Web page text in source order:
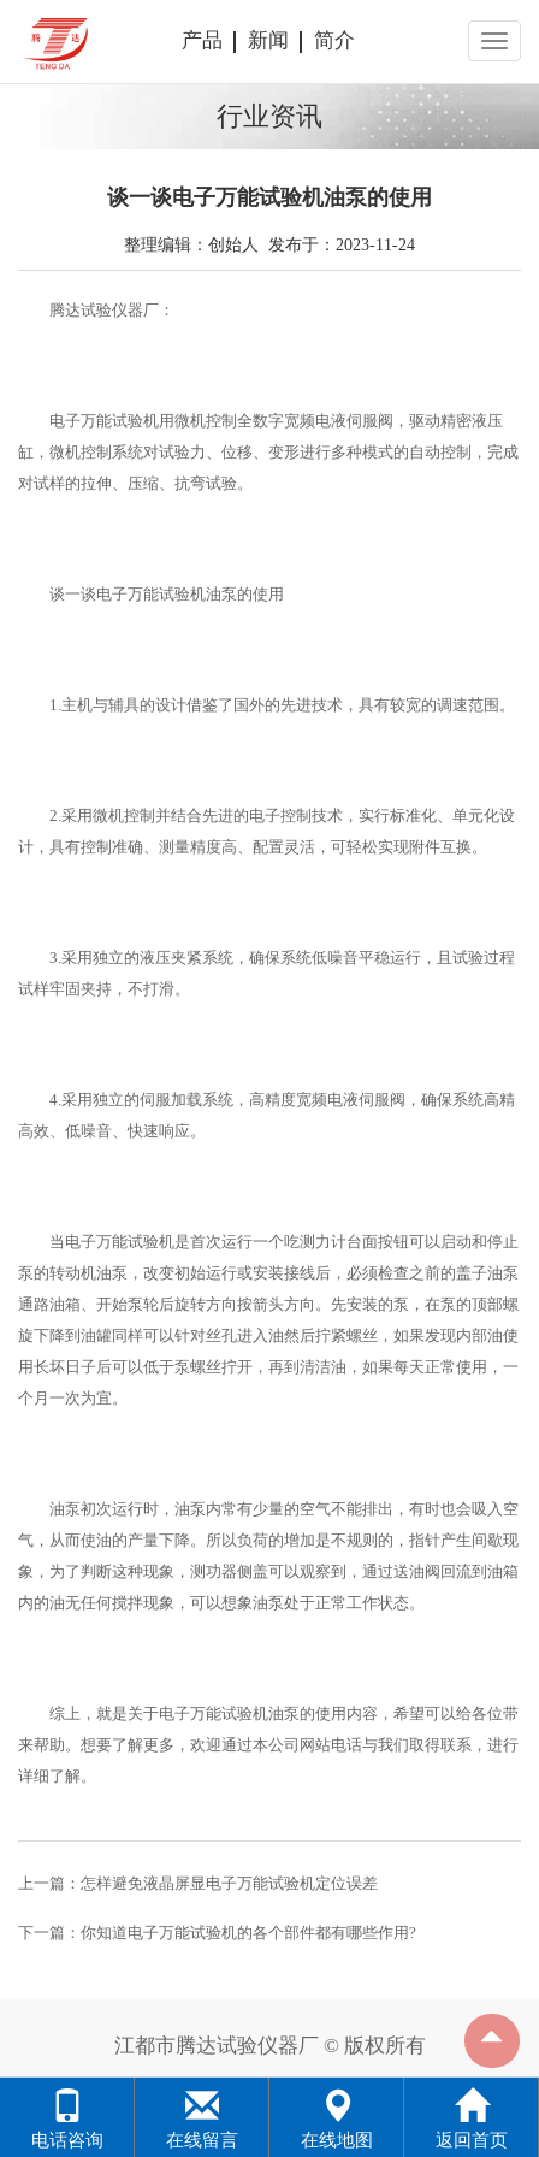
产品 新闻 简介
行业资讯
谈一谈电子万能试验机油泵的使用
整理编辑：创始人 发布于：2023-11-24
腾达试验仪器厂：
电子万能试验机用微机控制全数字宽频电液伺服阀，驱动精密液压
缸，微机控制系统对试验力、位移、变形进行多种模式的自动控制，完成
对试样的拉伸、压缩、抗弯试验。
谈一谈电子万能试验机油泵的使用
1.主机与辅具的设计借鉴了国外的先进技术，具有较宽的调速范围。
2.采用微机控制并结合先进的电子控制技术，实行标准化、单元化设
计，具有控制准确、测量精度高、配置灵活，可轻松实现附件互换。
3.采用独立的液压夹紧系统，确保系统低噪音平稳运行，且试验过程
试样牢固夹持，不打滑。
4.采用独立的伺服加载系统，高精度宽频电液伺服阀，确保系统高精
高效、低噪音、快速响应。
当电子万能试验机是首次运行一个吃测力计台面按钮可以启动和停止
泵的转动机油泵，改变初始运行或安装接线后，必须检查之前的盖子油泵
通路油箱、开始泵轮后旋转方向按箭头方向。先安装的泵，在泵的顶部螺
旋下降到油罐同样可以针对丝孔进入油然后拧紧螺丝，如果发现内部油使
用长坏日子后可以低于泵螺丝拧开，再到清洁油，如果每天正常使用，一
个月一次为宜。
油泵初次运行时，油泵内常有少量的空气不能排出，有时也会吸入空
气，从而使油的产量下降。所以负荷的增加是不规则的，指针产生间歇现
象，为了判断这种现象，测功器侧盖可以观察到，通过送油阀回流到油箱
内的油无任何搅拌现象，可以想象油泵处于正常工作状态。
综上，就是关于电子万能试验机油泵的使用内容，希望可以给各位带
来帮助。想要了解更多，欢迎通过本公司网站电话与我们取得联系，进行
详细了解。
上一篇： 怎样避免液晶屏显电子万能试验机定位误差
下一篇： 你知道电子万能试验机的各个部件都有哪些作用?
江都市腾达试验仪器厂 © 版权所有
电话咨询 在线留言 在线地图 返回首页